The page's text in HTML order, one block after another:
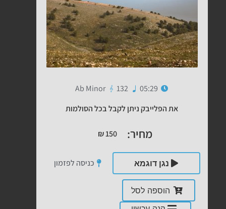
05:29
132
Ab Minor
את הפלייבק ניתן לקבל בכל הסולמות
מחיר: ₪150
נגן דוגמא כניסה לפזמון
הוספה לסל